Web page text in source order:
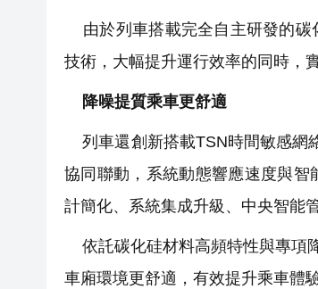
由於列車搭載完全自主研發的碳
技術，大幅提升運行效率的同時，
降噪提質乘車更舒適
列車還創新搭載TSN時間敏感網
協同聯動，系統動態響應速度與
計簡化、系統集成升級、中央智能
依託碳化硅材料高頻特性與專項
車廂環境更舒適，有效提升乘車體驗